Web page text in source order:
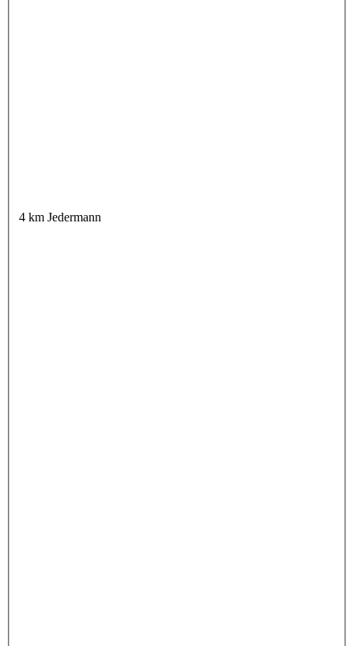
4 km Jedermann